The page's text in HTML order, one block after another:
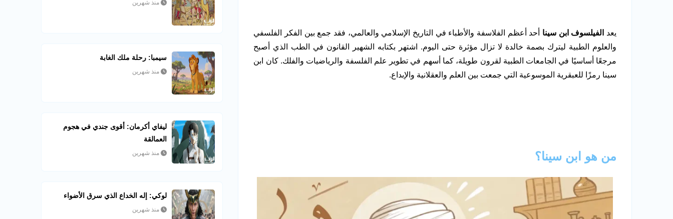
يعد الفيلسوف ابن سينا
أحد أعظم الفلاسفة والأطباء في التاريخ الإسلامي والعالمي، فقد جمع بين الفكر الفلسفي
والعلوم الطبية ليترك بصمة خالدة لا تزال مؤثرة حتى اليوم. اشتهر بكتابه الشهير القانون في الطب الذي أصبح
مرجعًا أساسيًا في الجامعات الطبية لقرون طويلة، كما أسهم في تطوير علم الفلسفة والرياضيات والفلك. كان ابن
سينا رمزًا للعبقرية الموسوعية التي جمعت بين العلم والعقلانية والإبداع.
من هو ابن سينا؟
منذ شهرين
سيمبا: رحلة ملك الغابة
منذ شهرين
ليفاي أكرمان: أقوى جندي في هجوم
العمالقة
منذ شهرين
لوكي: إله الخداع الذي سرق الأضواء
منذ شهرين